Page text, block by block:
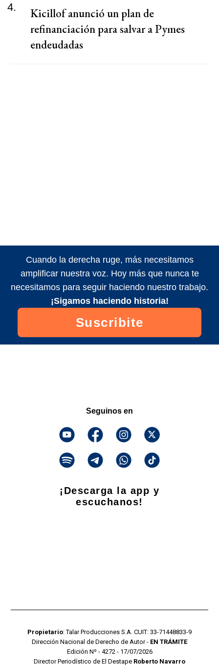
4.
Kicillof anunció un plan de
refinanciación para salvar a Pymes
endeudadas
Cuando la derecha ruge, más necesitamos
amplificar nuestra voz. Hoy más que nunca te
necesitamos para seguir haciendo nuestro trabajo.
¡Sigamos haciendo historia!
Suscribite
Seguinos en
¡Descarga la app y
escuchanos!
Propietario: Talar Producciones S.A. CUIT: 33-71448833-9
Dirección Nacional de Derecho de Autor - EN TRÁMITE
Edición Nº - 4272 - 17/07/2026
Director Periodístico de El Destape Roberto Navarro